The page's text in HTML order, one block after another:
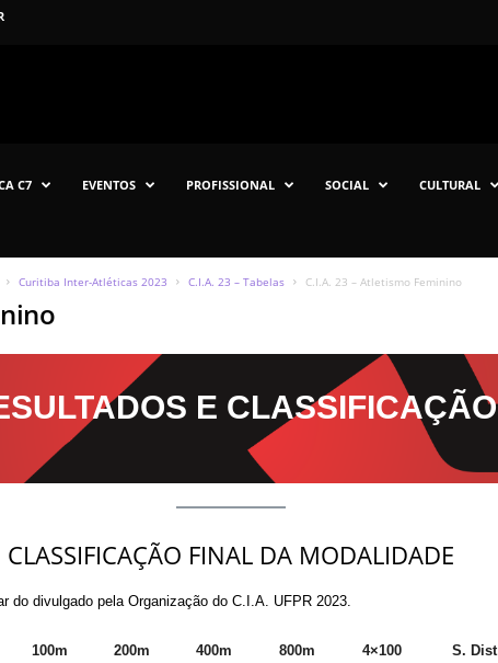
C7 EVENTOS PROFISSIONAL SOCIAL CULTURAL
Curitiba Inter-Atléticas 2023 C.I.A. 23 – Tabelas C.I.A. 23 – Atletismo Feminino
E CLASSIFICAÇÃO
CLASSIFICAÇÃO FINAL DA MODALIDADE
do divulgado pela Organização do C.I.A. UFPR 2023.
100m 200m 400m 800m 4×100 S. Dist